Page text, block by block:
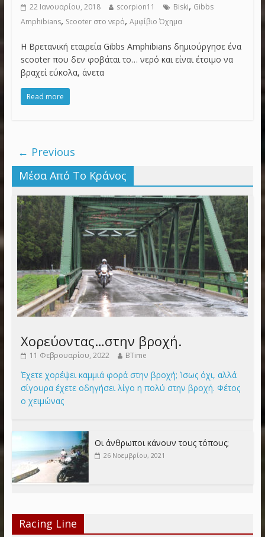
22 Ιανουαρίου, 2018 scorpion11 Biski, Gibbs
Amphibians, Scooter στο νερό, Αμφίβιο Όχημα
Η Βρετανική εταιρεία Gibbs Amphibians δημιούργησε ένα
scooter που δεν φοβάται το… νερό και είναι έτοιμο να
βραχεί εύκολα, άνετα
Read more
← Previous
Μέσα Από Το Κράνος
Χορεύοντας…στην βροχή.
11 Φεβρουαρίου, 2022 BTime
Έχετε χορέψει καμμιά φορά στην βροχή; Ίσως όχι, αλλά
σίγουρα έχετε οδηγήσει λίγο η πολύ στην βροχή. Φέτος
ο χειμώνας
Οι άνθρωποι κάνουν τους τόπους;
26 Νοεμβρίου, 2021
Racing Line